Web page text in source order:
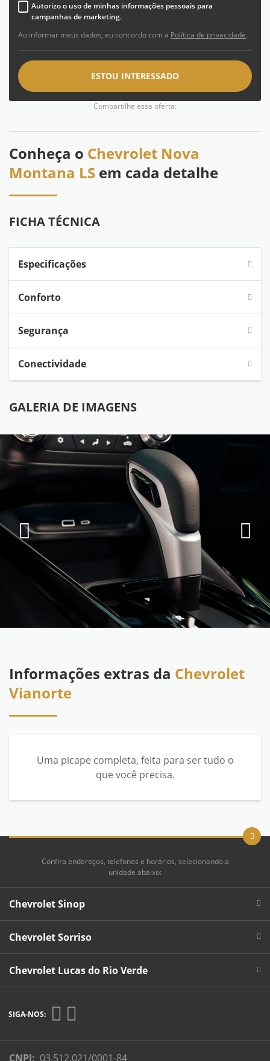
Autorizo o uso de minhas informações pessoais para
campanhas de marketing.
Ao informar meus dados, eu concordo com a Política de privacidade.
ESTOU INTERESSADO
Compartilhe essa oferta:
Conheça o Chevrolet Nova
Montana LS em cada detalhe
FICHA TÉCNICA
Especificações
Conforto
Segurança
Conectividade
GALERIA DE IMAGENS
Informações extras da Chevrolet
Vianorte
Uma picape completa, feita para ser tudo o
que você precisa.
Confira endereços, telefones e horários, selecionando a
unidade abaixo:
Chevrolet Sinop
Chevrolet Sorriso
Chevrolet Lucas do Rio Verde
SIGA-NOS:
CNPJ: 03.512.021/0001-84